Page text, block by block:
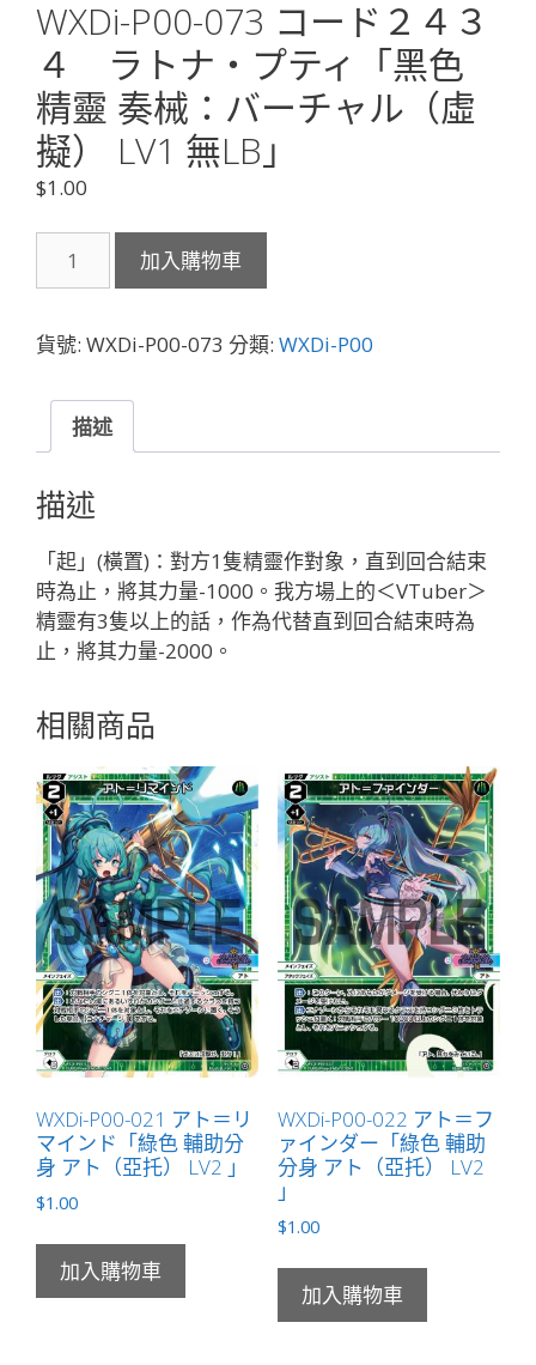
WXDi-P00-073 コード２４３
４ ラトナ・プティ「黑色
精靈 奏械：バーチャル（虛
擬） LV1 無LB」
$1.00
P00-
コ
ド
４
３
４
ラ
ト
ナ・
プ
テ
「黑
精
靈
奏
械：
バ
ー
チ
ャ
ル
（虛
擬）
LV1
無
LB」
數
加入購物車
貨號: WXDi-P00-073 分類: WXDi-P00
描述
描述
「起」(橫置)：對方1隻精靈作對象，直到回合結束
時為止，將其力量-1000。我方場上的＜VTuber＞
精靈有3隻以上的話，作為代替直到回合結束時為
止，將其力量-2000。
相關商品
WXDi-P00-021 アト＝リ
マインド「綠色 輔助分
身 アト（亞托） LV2 」
$1.00
加入購物車
WXDi-P00-022 アト＝フ
ァインダー「綠色 輔助
分身 アト（亞托） LV2
」
$1.00
加入購物車